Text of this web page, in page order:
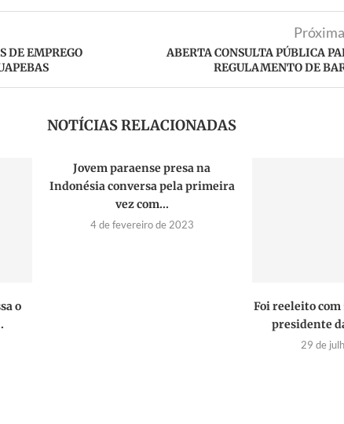
DE EMPREGO
ABERTA CONSULTA PÚBLICA
REGULAMENTO DE
NOTÍCIAS RELACIONADAS
o
Jovem paraense presa na
Indonésia conversa pela primeira
vez com...
4 de fevereiro de 2023
Foi reeleito com
presidente
29 de